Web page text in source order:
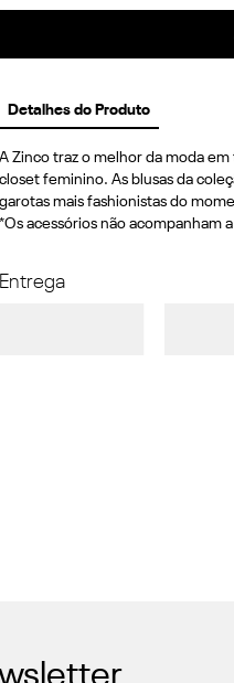
Detalhes do Produto
A Zinco traz o melhor da moda
closet feminino. As blusas da
garotas mais fashionistas do
*Os acessórios não acompanham
Entrega